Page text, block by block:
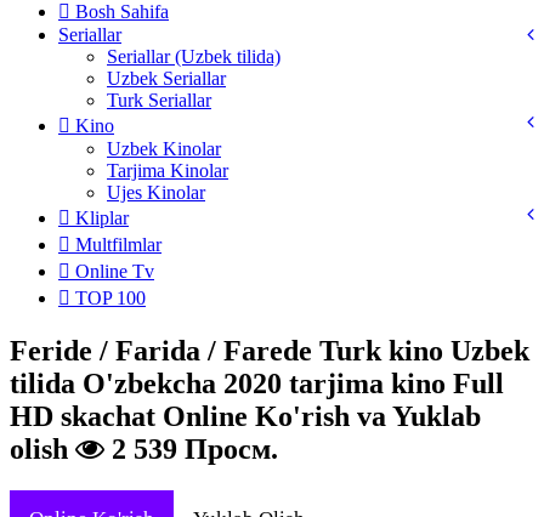
Bosh Sahifa
Seriallar
Seriallar (Uzbek tilida)
Uzbek Seriallar
Turk Seriallar
Kino
Uzbek Kinolar
Tarjima Kinolar
Ujes Kinolar
Kliplar
Multfilmlar
Online Tv
TOP 100
Feride / Farida / Farede Turk kino Uzbek
tilida O'zbekcha 2020 tarjima kino Full
HD skachat Online Ko'rish va Yuklab
olish
2 539 Просм.